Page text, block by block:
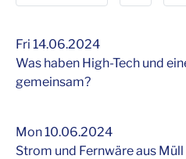
Fri 14.06.2024
Was haben High-Tech und
gemeinsam?
Mon 10.06.2024
Strom und Fernwäre aus